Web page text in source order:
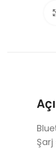
Şarj